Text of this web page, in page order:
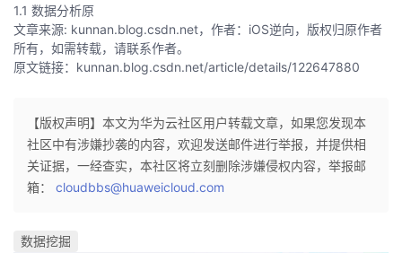
客
论
坛
的
圈
子
我
的
直
播
我
的
活
我
的
注
我
开
的
我
1.1 数据分析原
文章来源: kunnan.blog.csdn.net，作者：iOS逆向，版权归原作者
所有，如需转载，请联系作者。
原文链接：kunnan.blog.csdn.net/article/details/122647880
【版权声明】本文为华为云社区用户转载文章，如果您发现本
社区中有涉嫌抄袭的内容，欢迎发送邮件进行举报，并提供相
关证据，一经查实，本社区将立刻删除涉嫌侵权内容，举报邮
箱： cloudbbs@huaweicloud.com
数据挖掘